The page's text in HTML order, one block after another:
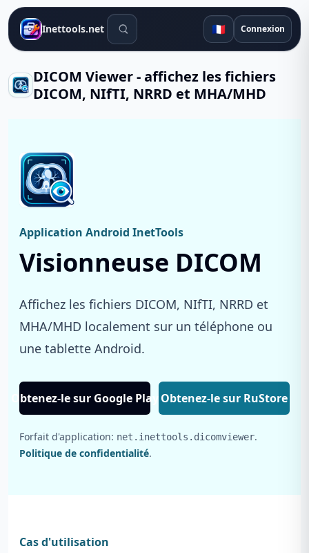
Inettools.net Outils de recherche 🇫🇷 Connexion
DICOM Viewer - affichez les fichiers
DICOM, NIfTI, NRRD et MHA/MHD
Application Android InetTools
Visionneuse DICOM
Affichez les fichiers DICOM, NIfTI, NRRD et
MHA/MHD localement sur un téléphone ou
une tablette Android.
Obtenez-le sur Google Play Obtenez-le sur RuStore
Forfait d'application: net.inettools.dicomviewer.
Politique de confidentialité.
Cas d'utilisation